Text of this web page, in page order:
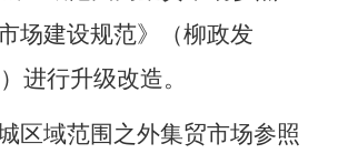
场建设规范》（柳政发
进行升级改造。
区域范围之外集贸市场参照